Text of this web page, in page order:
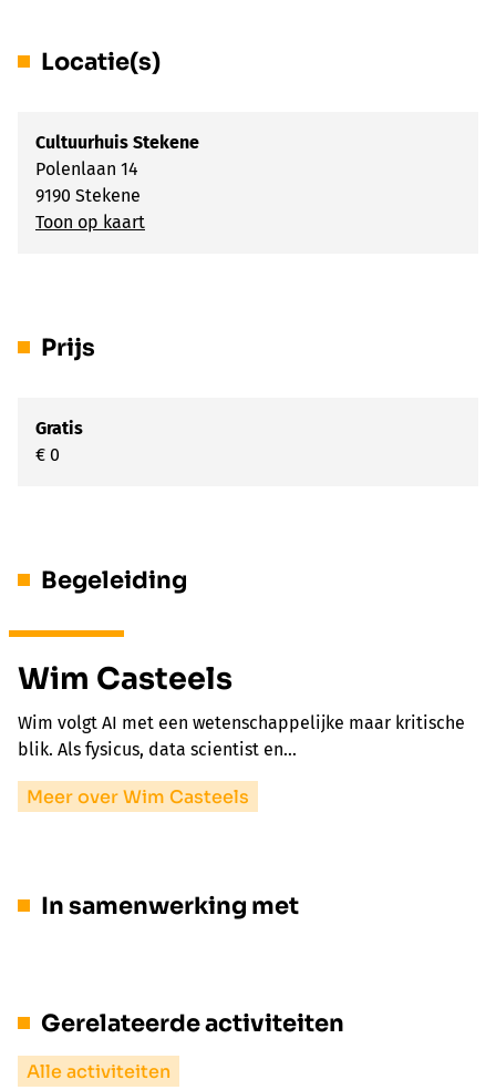
Locatie(s)
Cultuurhuis Stekene
Polenlaan 14
9190 Stekene
Toon op kaart
Prijs
Gratis
€ 0
Begeleiding
Wim Casteels
Wim volgt AI met een wetenschappelijke maar kritische
blik. Als fysicus, data scientist en…
Meer over Wim Casteels
In samenwerking met
Gerelateerde activiteiten
Alle activiteiten